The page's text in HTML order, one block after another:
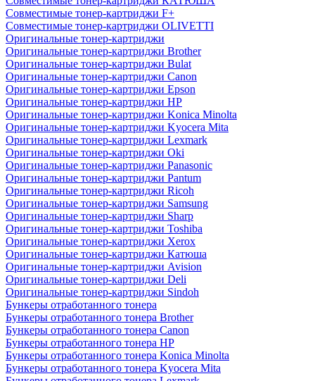
Совместимые тонер-картриджи F+
Совместимые тонер-картриджи OLIVETTI
Оригинальные тонер-картриджи
Оригинальные тонер-картриджи Brother
Оригинальные тонер-картриджи Bulat
Оригинальные тонер-картриджи Canon
Оригинальные тонер-картриджи Epson
Оригинальные тонер-картриджи HP
Оригинальные тонер-картриджи Konica Minolta
Оригинальные тонер-картриджи Kyocera Mita
Оригинальные тонер-картриджи Lexmark
Оригинальные тонер-картриджи Oki
Оригинальные тонер-картриджи Panasonic
Оригинальные тонер-картриджи Pantum
Оригинальные тонер-картриджи Ricoh
Оригинальные тонер-картриджи Samsung
Оригинальные тонер-картриджи Sharp
Оригинальные тонер-картриджи Toshiba
Оригинальные тонер-картриджи Xerox
Оригинальные тонер-картриджи Катюша
Оригинальные тонер-картриджи Avision
Оригинальные тонер-картриджи Deli
Оригинальные тонер-картриджи Sindoh
Бункеры отработанного тонера
Бункеры отработанного тонера Brother
Бункеры отработанного тонера Canon
Бункеры отработанного тонера HP
Бункеры отработанного тонера Konica Minolta
Бункеры отработанного тонера Kyocera Mita